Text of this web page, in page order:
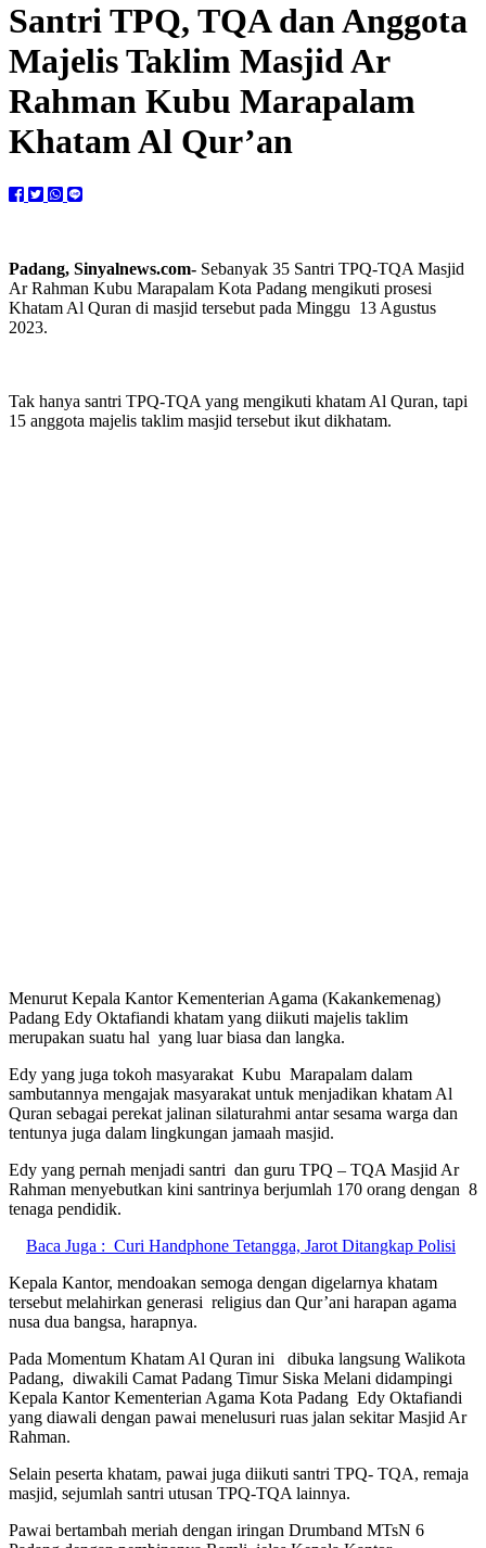
Santri TPQ, TQA dan Anggota
Majelis Taklim Masjid Ar
Rahman Kubu Marapalam
Khatam Al Qur’an
Padang, Sinyalnews.com- Sebanyak 35 Santri TPQ-TQA Masjid
Ar Rahman Kubu Marapalam Kota Padang mengikuti prosesi
Khatam Al Quran di masjid tersebut pada Minggu 13 Agustus
2023.
Tak hanya santri TPQ-TQA yang mengikuti khatam Al Quran, tapi
15 anggota majelis taklim masjid tersebut ikut dikhatam.
Menurut Kepala Kantor Kementerian Agama (Kakankemenag)
Padang Edy Oktafiandi khatam yang diikuti majelis taklim
merupakan suatu hal yang luar biasa dan langka.
Edy yang juga tokoh masyarakat Kubu Marapalam dalam
sambutannya mengajak masyarakat untuk menjadikan khatam Al
Quran sebagai perekat jalinan silaturahmi antar sesama warga dan
tentunya juga dalam lingkungan jamaah masjid.
Edy yang pernah menjadi santri dan guru TPQ – TQA Masjid Ar
Rahman menyebutkan kini santrinya berjumlah 170 orang dengan 8
tenaga pendidik.
Baca Juga : Curi Handphone Tetangga, Jarot Ditangkap Polisi
Kepala Kantor, mendoakan semoga dengan digelarnya khatam
tersebut melahirkan generasi religius dan Qur’ani harapan agama
nusa dua bangsa, harapnya.
Pada Momentum Khatam Al Quran ini dibuka langsung Walikota
Padang, diwakili Camat Padang Timur Siska Melani didampingi
Kepala Kantor Kementerian Agama Kota Padang Edy Oktafiandi
yang diawali dengan pawai menelusuri ruas jalan sekitar Masjid Ar
Rahman.
Selain peserta khatam, pawai juga diikuti santri TPQ- TQA, remaja
masjid, sejumlah santri utusan TPQ-TQA lainnya.
Pawai bertambah meriah dengan iringan Drumband MTsN 6